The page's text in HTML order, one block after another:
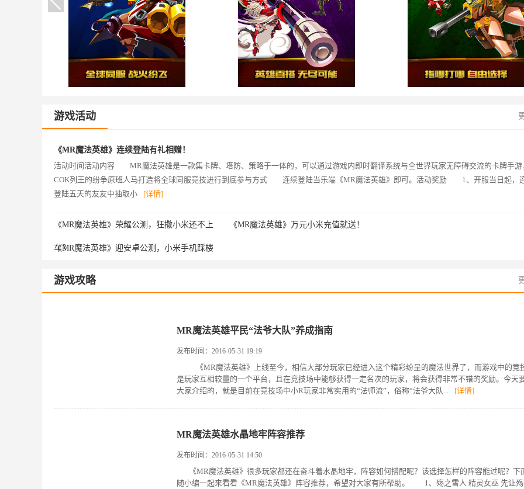
游戏活动
《MR魔法英雄》连续登陆有礼相赠！
活动时间活动内容 MR魔法英雄是一款集卡牌、塔防、策略于一体的，可以通过游戏内即时翻译系统与全世界玩家无障碍交流的卡牌手游
COK列王的纷争原班人马打造将全球同服竞技进行到底参与方式 连续登陆当乐端《MR魔法英雄》即可。活动奖励 1、开服当日起，
登陆五天的友友中抽取小
[详情]
《MR魔法英雄》荣耀公测，狂撒小米还不上
车？
《MR魔法英雄》万元小米充值就送！
《MR魔法英雄》迎安卓公测，小米手机踩楼
游戏攻略
MR魔法英雄平民“法爷大队”养成指南
发布时间：2016-05-31 19:19
《MR魔法英雄》上线至今，相信大部分玩家已经进入这个精彩纷呈的魔法世界了，而游戏中的竞
是玩家互相较量的一个平台，且在竞技场中能够获得一定名次的玩家，将会获得非常不错的奖励。今天
大家介绍的，就是目前在竞技场中小R玩家非常实用的“法师流”，俗称“法爷大队...
[详情]
MR魔法英雄水晶地牢阵容推荐
发布时间：2016-05-31 14:50
《MR魔法英雄》很多玩家都还在奋斗着水晶地牢，阵容如何搭配呢？该选择怎样的阵容能过呢？下
随小编一起来看看《MR魔法英雄》阵容推荐，希望对大家有所帮助。 1、殇之雪人 精灵女巫 先让殇